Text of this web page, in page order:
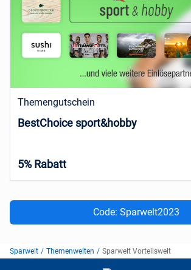
Themengutschein
BestChoice sport&hobby
5% Rabatt
Code: Sparwelt2023
Sparwelt / Themenwelten / Sparwelt Vorteilswelt